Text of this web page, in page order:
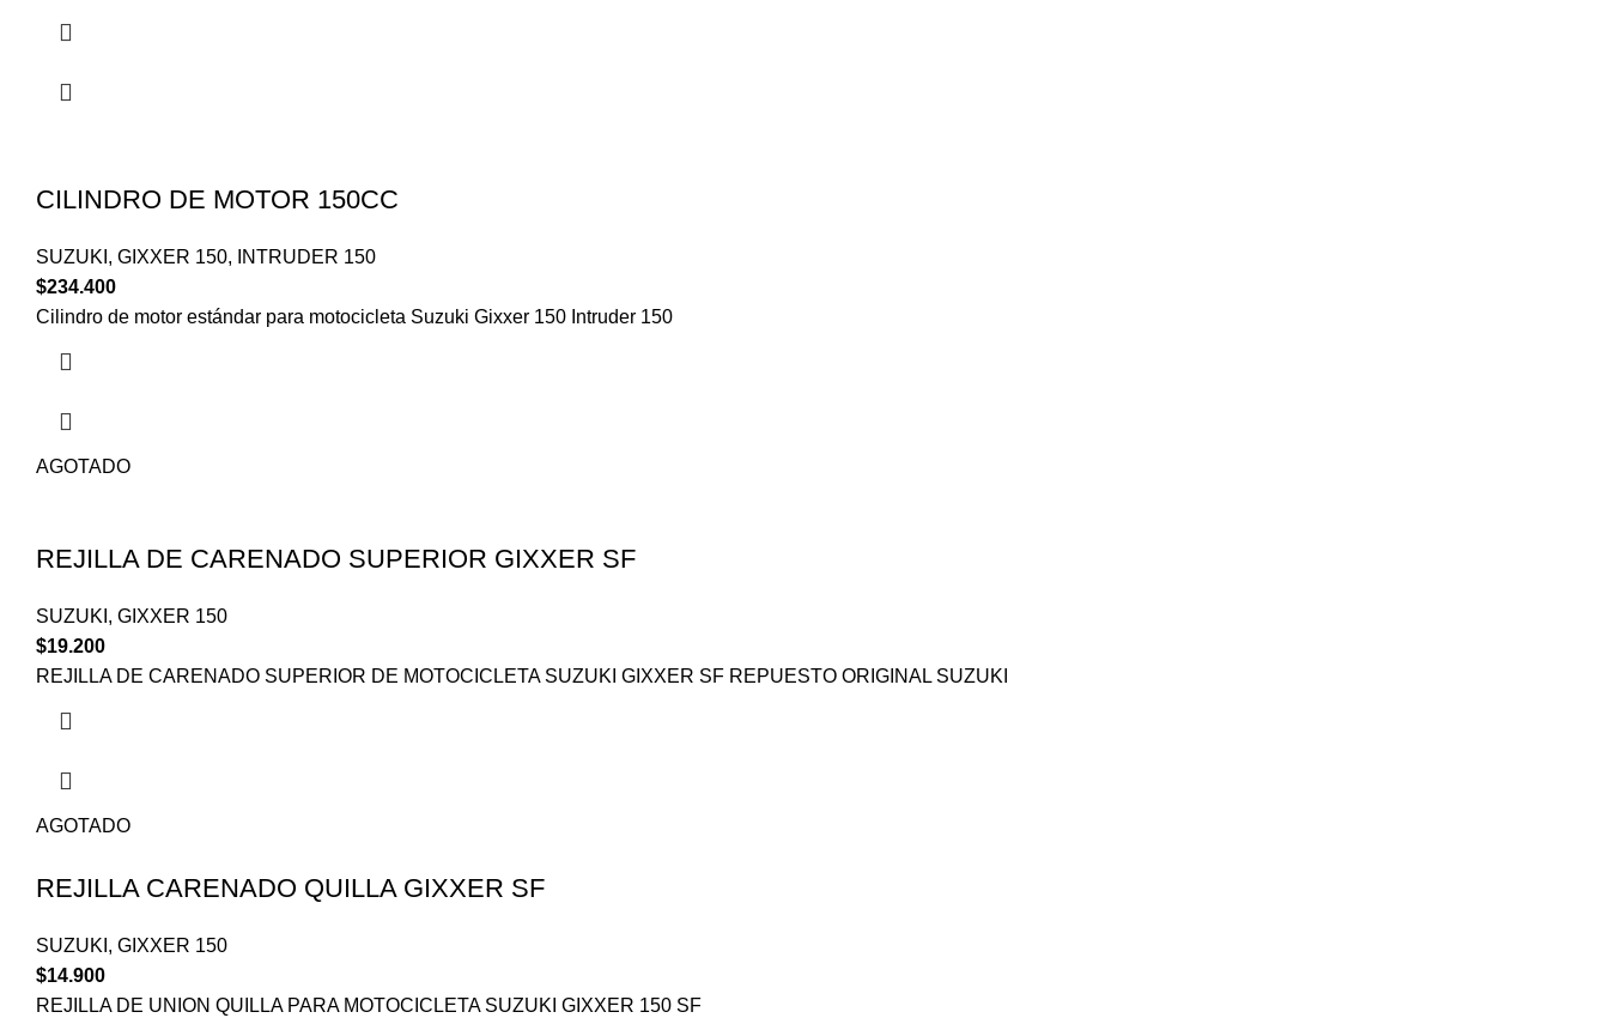
CILINDRO DE MOTOR 150CC
SUZUKI , GIXXER 150,
INTRUDER 150
$234.400
Cilindro de motor estándar para motocicleta Suzuki Gixxer 150 Intruder 150
AGOTADO
REJILLA DE CARENADO SUPERIOR GIXXER SF
SUZUKI , GIXXER 150
$19.200
REJILLA DE CARENADO SUPERIOR DE MOTOCICLETA SUZUKI GIXXER SF REPUESTO ORIGINAL SUZUKI
AGOTADO
REJILLA CARENADO QUILLA GIXXER SF
SUZUKI , GIXXER 150
$14.900
REJILLA DE UNION QUILLA PARA MOTOCICLETA SUZUKI GIXXER 150 SF